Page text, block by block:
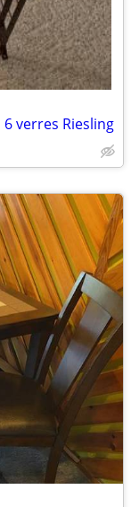
verres Riesling